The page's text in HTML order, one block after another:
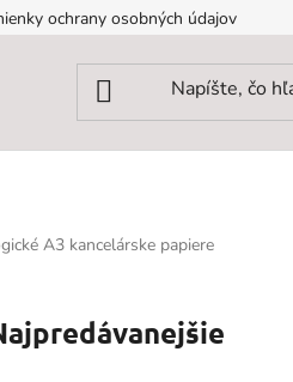
ochrany osobných údajov
A3 kancelárske papiere